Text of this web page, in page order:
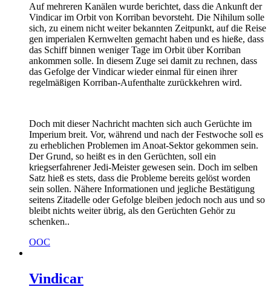
Auf mehreren Kanälen wurde berichtet, dass die Ankunft der
Vindicar im Orbit von Korriban bevorsteht. Die Nihilum solle
sich, zu einem nicht weiter bekannten Zeitpunkt, auf die Reise
gen imperialen Kernwelten gemacht haben und es hieße, dass
das Schiff binnen weniger Tage im Orbit über Korriban
ankommen solle. In diesem Zuge sei damit zu rechnen, dass
das Gefolge der Vindicar wieder einmal für einen ihrer
regelmäßigen Korriban-Aufenthalte zurückkehren wird.
Doch mit dieser Nachricht machten sich auch Gerüchte im
Imperium breit. Vor, während und nach der Festwoche soll es
zu erheblichen Problemen im Anoat-Sektor gekommen sein.
Der Grund, so heißt es in den Gerüchten, soll ein
kriegserfahrener Jedi-Meister gewesen sein. Doch im selben
Satz hieß es stets, dass die Probleme bereits gelöst worden
sein sollen. Nähere Informationen und jegliche Bestätigung
seitens Zitadelle oder Gefolge bleiben jedoch noch aus und so
bleibt nichts weiter übrig, als den Gerüchten Gehör zu
schenken..
OOC
Vindicar